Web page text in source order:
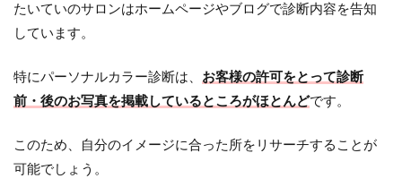
たいていのサロンはホームページやブログで診断内容を告知
しています。
特にパーソナルカラー診断は、 お客様の許可をとって診断
前・後のお写真を掲載しているところがほとんどです。
このため、自分のイメージに合った所をリサーチすることが
可能でしょう。